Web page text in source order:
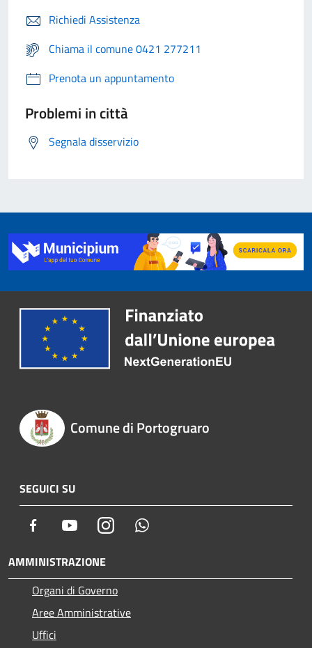
Richiedi Assistenza
Chiama il comune 0421 277211
Prenota un appuntamento
Problemi in città
Segnala disservizio
Comune di Portogruaro
SEGUICI SU
Facebook YoutubeInstagram
AMMINISTRAZIONE
Organi di Governo
Aree Amministrative
Uffici